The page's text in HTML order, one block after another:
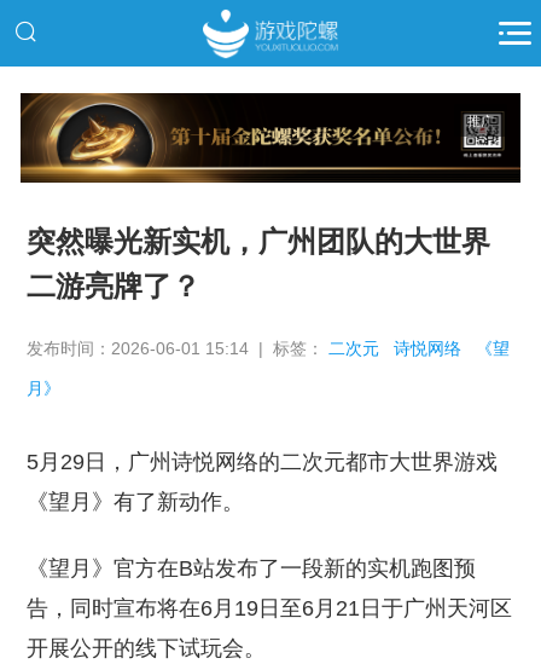
推广
突然曝光新实机，广州团队的大世界
二游亮牌了？
发布时间：2026-06-01 15:14 | 标签： 二次元 诗悦网络 《望
月》
5月29日，广州诗悦网络的二次元都市大世界游戏
《望月》有了新动作。
《望月》官方在B站发布了一段新的实机跑图预
告，同时宣布将在6月19日至6月21日于广州天河区
开展公开的线下试玩会。